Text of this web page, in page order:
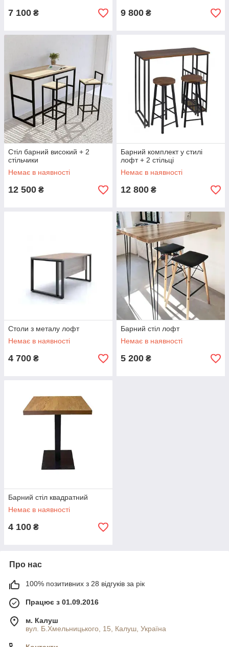
7 100 ₴ 9 800 ₴
Стіл барний високий + 2
стільчики
Немає в наявності
12 500 ₴
Барний комплект у стилі
лофт + 2 стільці
Немає в наявності
12 800 ₴
Столи з металу лофт
Немає в наявності
4 700 ₴
Барний стіл лофт
Немає в наявності
5 200 ₴
Барний стіл квадратний
Немає в наявності
4 100 ₴
Про нас
100% позитивних з 28 відгуків за рік
Працює з 01.09.2016
м. Калуш
вул. Б.Хмельницького, 15, Калуш, Україна